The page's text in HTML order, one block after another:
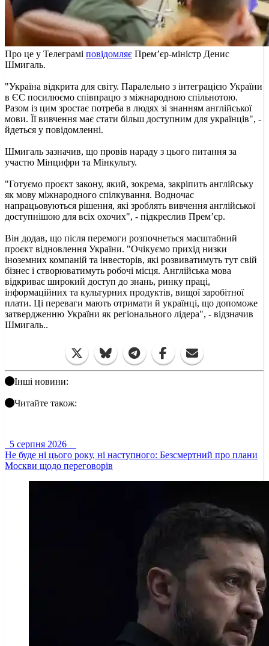
Про це у Телеграмі повідомляє Прем’єр-міністр Денис
Шмигаль.
"Україна відкрита для світу. Паралельно з інтеграцією України
в ЄС посилюємо співпрацю з міжнародною спільнотою.
Разом із цим зростає потреба в людях зі знанням англійської
мови. Її вивчення має стати більш доступним для українців", -
йдеться у повідомленні.
Шмигаль зазначив, що провів нараду з цього питання за
участю Мінцифри та Мінкульту.
"Готуємо проєкт закону, який, зокрема, закріпить англійську
як мову міжнародного спілкування. Водночас
напрацьовуються рішення, які зроблять вивчення англійської
доступнішою для всіх охочих", - підкреслив Прем’єр.
Він додав, що після перемоги розпочнеться масштабний
проєкт відновлення України. "Очікуємо прихід низки
іноземних компаній та інвесторів, які розвиватимуть тут свій
бізнес і створюватимуть робочі місця. Англійська мова
відкриває широкий доступ до знань, ринку праці,
інформаційних та культурних продуктів, вищої заробітної
плати. Ці переваги мають отримати й українці, що допоможе
затвердженню України як регіонального лідера", - відзначив
Шмигаль..
Інші новини:
Читайте також:
5 серпня 2026
Не буде ні цього року, ні наступного: Безсмертний про плани
Москви щодо переговорів